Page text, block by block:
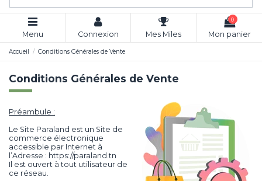
Menu Connexion Mes Miles
0
Mon panier
Accueil Conditions Générales de Vente
Conditions Générales de Vente
Préambule :
Le Site Paraland est un Site de
commerce électronique
accessible par Internet à
l’Adresse : https://paraland.tn
Il est ouvert à tout utilisateur de
ce réseau.